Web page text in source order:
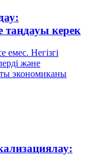
таңдауы керек
емес. Негізгі
және
экономиканы